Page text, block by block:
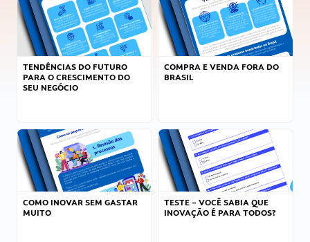
TENDÊNCIAS DO FUTURO
PARA O CRESCIMENTO DO
SEU NEGÓCIO
COMPRA E VENDA FORA DO
BRASIL
COMO INOVAR SEM GASTAR
MUITO
TESTE – VOCÊ SABIA QUE
INOVAÇÃO É PARA TODOS?